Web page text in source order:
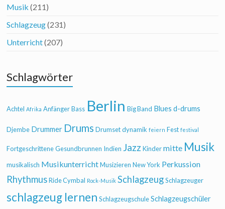
Musik (211)
Schlagzeug(231)
Unterricht(207)
Schlagwörter
Achtel Afrika Anfänger Bass Berlin Big Band Blues d-drums
Djembe Drummer Drums Drumset dynamik feiern Fest festival
Fortgeschrittene Gesundbrunnen Indien Jazz Kinder mitte Musik
musikalisch Musikunterricht Musizieren New York Perkussion
Rhythmus Ride Cymbal Rock-Musik Schlagzeug Schlagzeuger
schlagzeug lernen Schlagzeugschule Schlagzeugschüler